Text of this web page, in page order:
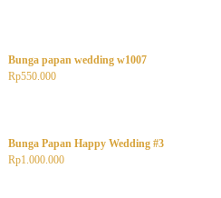
Bunga papan wedding w1007
Rp550.000
Bunga Papan Happy Wedding #3
Rp1.000.000